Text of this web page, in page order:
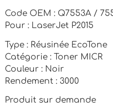
Code OEM : Q7553A /
Pour : LaserJet P2015
Type : Réusinée EcoTone
Catégorie : Toner MICR
Couleur : Noir
Rendement : 3000
Produit sur demande